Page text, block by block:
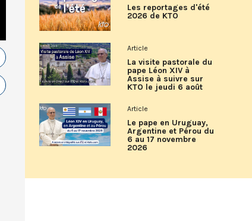
Les reportages d'été
2026 de KTO
Article
La visite pastorale du
pape Léon XIV à
Assise à suivre sur
KTO le jeudi 6 août
Article
Le pape en Uruguay,
Argentine et Pérou du
6 au 17 novembre
2026